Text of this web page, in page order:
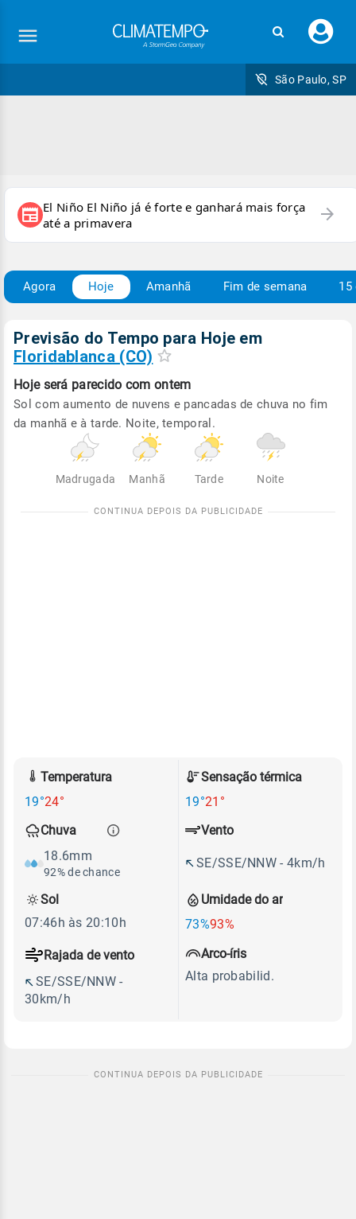
seu
São Paulo, SP
newspaper El Niño El Niño já é forte e ganhará mais força
até a primavera
arrow_forward
Agora Hoje Amanhã Fim de semana 15
Previsão do Tempo para Hoje em
Floridablanca (CO)
Hoje será parecido com ontem
Sol com aumento de nuvens e pancadas de chuva no fim
da manhã e à tarde. Noite, temporal.
Madrugada Manhã Tarde Noite
Temperatura
19°24°
Sensação térmica
19°21°
Chuva
18.6mm
92% de chance
Umidade do ar
73%93%
Vento
SE/SSE/NNW - 4km/h
Rajada de vento
SE/SSE/NNW -
30km/h
Sol
07:46h às 20:10h
Arco-íris
Alta probabilid.